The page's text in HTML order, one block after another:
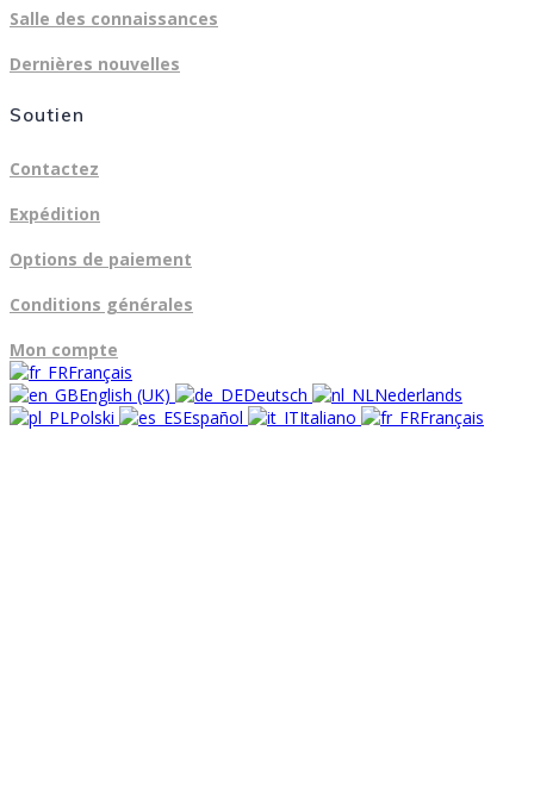
Salle des connaissances
Dernières nouvelles
Soutien
Contactez
Expédition
Options de paiement
Conditions générales
Mon compte
Français
English (UK)
Deutsch
Nederlands
Polski
Español Italiano Français